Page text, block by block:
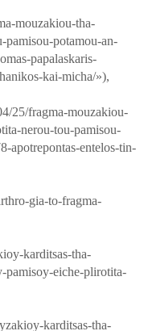
-mouzakiou-tha-
-pamisou-potamou-an-
-papalaskaris-
-kai-micha/»),
25/fragma-mouzakiou-
-nerou-tou-pamisou-
apotrepontas-entelos-tin-
-gia-to-fragma-
-karditsas-tha-
-pamisoy-eiche-plirotita-
-karditsas-tha-